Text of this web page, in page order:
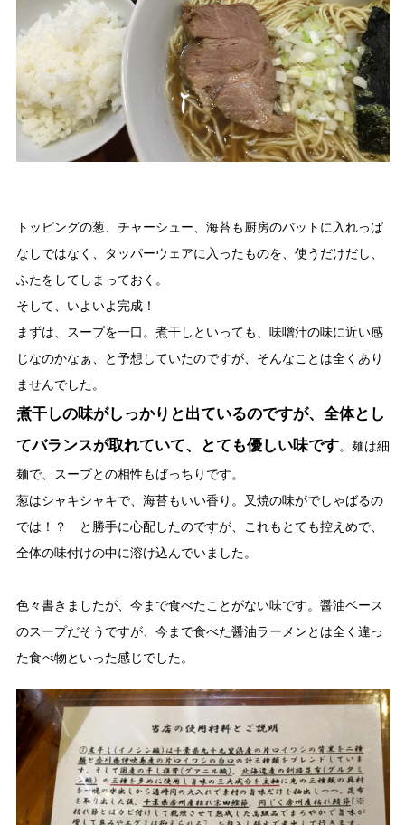
トッピングの葱、チャーシュー、海苔も厨房のバットに入れっぱ
なしではなく、タッパーウェアに入ったものを、使うだけだし、
ふたをしてしまっておく。
そして、いよいよ完成！
まずは、スープを一口。煮干しといっても、味噌汁の味に近い感
じなのかなぁ、と予想していたのですが、そんなことは全くあり
ませんでした。
煮干しの味がしっかりと出ているのですが、全体とし
てバランスが取れていて、とても優しい味です。麺は細
麺で、スープとの相性もばっちりです。
葱はシャキシャキで、海苔もいい香り。叉焼の味がでしゃばるの
では！？ と勝手に心配したのですが、これもとても控えめで、
全体の味付けの中に溶け込んでいました。
色々書きましたが、今まで食べたことがない味です。醤油ベース
のスープだそうですが、今まで食べた醤油ラーメンとは全く違っ
た食べ物といった感じでした。